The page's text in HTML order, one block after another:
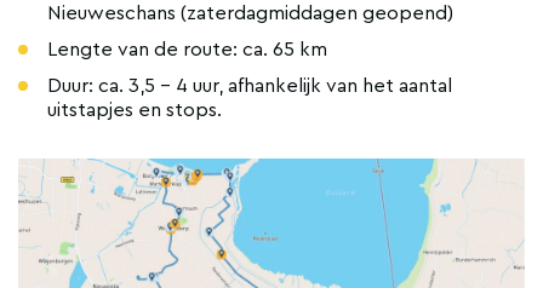
Nieuweschans (zaterdagmiddagen geopend)
Lengte van de route: ca. 65 km
Duur: ca. 3,5 - 4 uur, afhankelijk van het aantal
uitstapjes en stops.